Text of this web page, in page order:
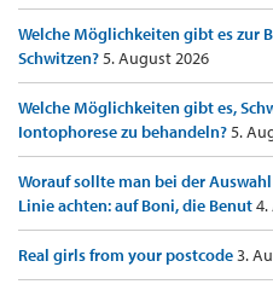
Welche Möglichkeiten gibt es zur
Schwitzen?5. August 2026
Welche Möglichkeiten gibt es,
Iontophorese zu behandeln?5.
Worauf sollte man bei der
Linie achten: auf Boni, die Benut4.
Real girls from your postcode3.